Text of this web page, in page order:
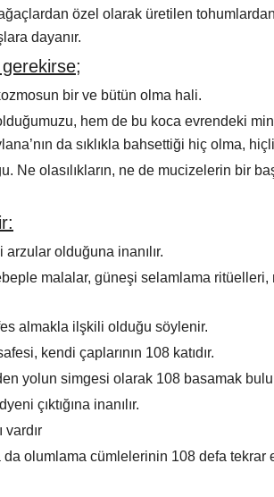
özel olarak üretilen
dayanır.
bir ve bütün olma hali.
hem de bu koca evrendeki
da sıklıkla bahsettiği hiç olma,
Ne olasılıkların, ne de mucizelerin bir
olduğuna inanılır.
malalar, güneşi selamlama
almakla ilşkili olduğu söylenir.
kendi çaplarının 108 katıdır.
yolun simgesi olarak 108 basamak
çıktığına inanılır.
vardır
da olumlama cümlelerinin 108 defa tekrar